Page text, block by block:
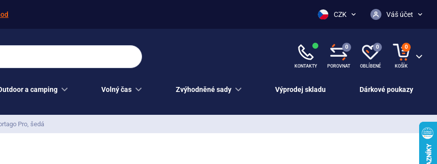
CZK Váš účet
KONTAKTY
0
POROVNAT
0
OBLÍBENÉ
0
KOŠÍK
a camping Volný čas Zvýhodněné sady Výprodej skladu Dárkové poukazy
Pro, šedá